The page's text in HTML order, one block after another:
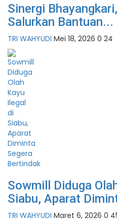
Sinergi
Salurkan Bantuan...
TRI WAHYUDI Mei 18, 2026 0 24
Sowmill Diduga
Siabu, Aparat
TRI WAHYUDI Maret 6, 2026 0